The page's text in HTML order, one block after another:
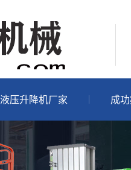
液压升降机厂家 成